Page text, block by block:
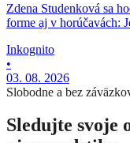
Zdena Studenková sa
forme aj v horúčavách:
Inkognito
•
03. 08. 2026
Slobodne a bez
Sledujte svoje